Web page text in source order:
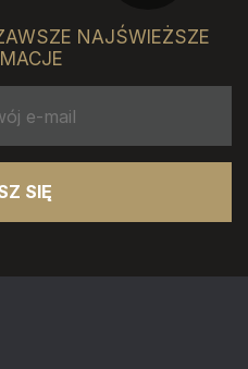
NAJŚWIEŻSZE
SIĘ